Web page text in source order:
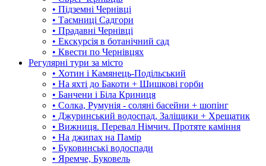
• Підземні Чернівці
• Таємниці Садгори
• Прадавні Чернівці
• Екскурсія в ботанічний сад
• Квести по Чернівцях
Регулярні тури за місто
• Хотин і Камянець-Подільський
• На яхті до Бакоти + Шишкові горби
• Банчени і Біла Криниця
• Солка, Румунія - соляні басейни + шопінг
• Джуринський водоспад, Заліщики + Хрещатик
• Вижниця. Перевал Німчич. Протяте каміння
• На джипах на Памір
• Буковинські водоспади
• Яремче, Буковель